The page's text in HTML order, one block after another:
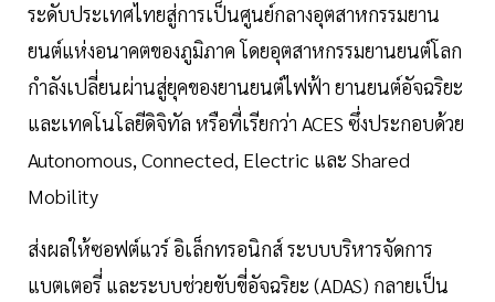
ระดับประเทศไทยสู่การเป็นศูนย์กลางอุตสาหกรรมยาน
ยนต์แห่งอนาคตของภูมิภาค โดยอุตสาหกรรมยานยนต์โลก
กำลังเปลี่ยนผ่านสู่ยุคของยานยนต์ไฟฟ้า ยานยนต์อัจฉริยะ
และเทคโนโลยีดิจิทัล หรือที่เรียกว่า ACES ซึ่งประกอบด้วย
Autonomous, Connected, Electric และ Shared
Mobility
ส่งผลให้ซอฟต์แวร์ อิเล็กทรอนิกส์ ระบบบริหารจัดการ
แบตเตอรี่ และระบบช่วยขับขี่อัจฉริยะ (ADAS) กลายเป็น